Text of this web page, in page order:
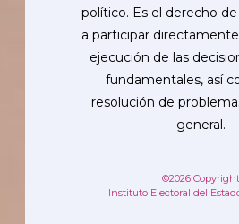
político. Es el derecho
a participar
ejecución de las
fundamentales, así
resolución de
general.
©2026 Copyright
Instituto Electoral del